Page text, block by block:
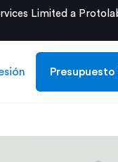
Limited a